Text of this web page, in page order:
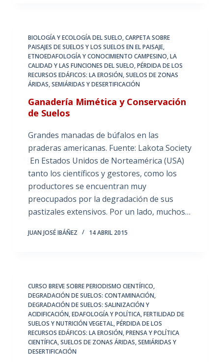
BIOLOGÍA Y ECOLOGÍA DEL SUELO,CARPETA SOBRE
PAISAJES DE SUELOS Y LOS SUELOS EN EL PAISAJE,
ETNOEDAFOLOGÍA Y CONOCIMIENTO CAMPESINO,LA
CALIDAD Y LAS FUNCIONES DEL SUELO,PÉRDIDA DE LOS
RECURSOS EDÁFICOS: LA EROSIÓN,SUELOS DE ZONAS
ÁRIDAS, SEMIÁRIDAS Y DESERTIFICACIÓN
Ganadería Mimética y Conservación
de Suelos
Grandes manadas de búfalos en las
praderas americanas. Fuente: Lakota Society
En Estados Unidos de Norteamérica (USA)
tanto los científicos y gestores, como los
productores se encuentran muy
preocupados por la degradación de sus
pastizales extensivos. Por un lado, muchos…
JUAN JOSÉ IBÁÑEZ 14 ABRIL 2015
CURSO BREVE SOBRE PERIODISMO CIENTÍFICO,
DEGRADACIÓN DE SUELOS: CONTAMINACIÓN,
DEGRADACIÓN DE SUELOS: SALINIZACIÓN Y
ACIDIFICACIÓN,EDAFOLOGÍA Y POLÍTICA,FERTILIDAD DE
SUELOS Y NUTRICIÓN VEGETAL,PÉRDIDA DE LOS
RECURSOS EDÁFICOS: LA EROSIÓN,PRENSA Y POLÍTICA
CIENTÍFICA,SUELOS DE ZONAS ÁRIDAS, SEMIÁRIDAS Y
DESERTIFICACIÓN